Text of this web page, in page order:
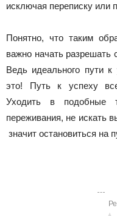
исключая переписку или
Понятно, что таким
важно начать
Ведь идеального пути
это! Путь к успеху
Уходить в подобные
переживания, не искать
значит остановиться на